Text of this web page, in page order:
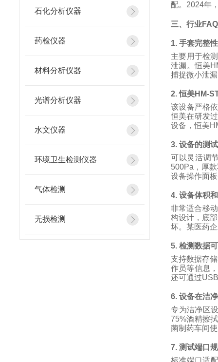
石化分析仪器
药检仪器
材料分析仪器
光谱分析仪器
水文仪器
环境卫生检测仪器
气体检测
无损检测
配。 2024年
三、行业FAQ
1.手套完整
主要用于检
泄漏。恒美
捕捉微小泄
2.恒美HM-
该设备严格
恒美在研发
设备，恒美
3.设备的测
可以灵活调
500Pa ，厚
设备操作面
4.设备体积
非常适合移
构设计，底
坏。某医药
5.检测数据
支持数据存
作员等信息
还可通过
6.设备在洁
专为洁净区
75%酒精擦
菌制药车间
7.测试端口
标准端口适